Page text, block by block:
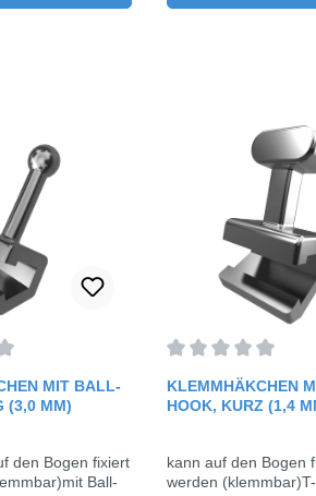
Bewertung von 0 von 5 Sternen
MIT BALL-
(3,0 MM)
den Bogen fixiert
Ball-
Durchschnittliche
KLEMMHÄKCHEN
HOOK, KURZ (1,4
kann auf den Bogen
werden